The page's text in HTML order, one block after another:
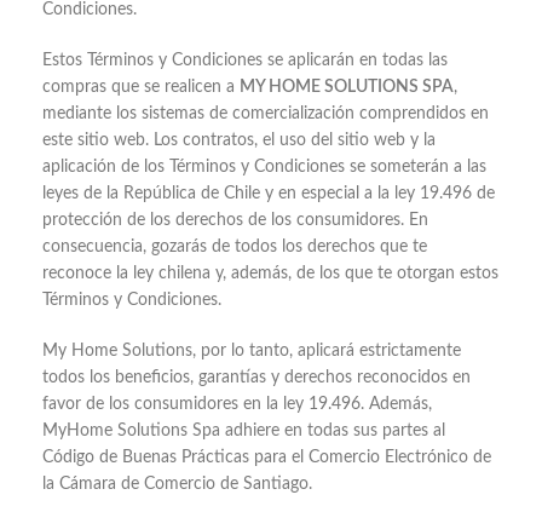
Condiciones.
Estos Términos y Condiciones se aplicarán en todas las
compras que se realicen a MY HOME SOLUTIONS SPA,
mediante los sistemas de comercialización comprendidos en
este sitio web. Los contratos, el uso del sitio web y la
aplicación de los Términos y Condiciones se someterán a las
leyes de la República de Chile y en especial a la ley 19.496 de
protección de los derechos de los consumidores. En
consecuencia, gozarás de todos los derechos que te
reconoce la ley chilena y, además, de los que te otorgan estos
Términos y Condiciones.
My Home Solutions, por lo tanto, aplicará estrictamente
todos los beneficios, garantías y derechos reconocidos en
favor de los consumidores en la ley 19.496. Además,
MyHome Solutions Spa adhiere en todas sus partes al
Código de Buenas Prácticas para el Comercio Electrónico de
la Cámara de Comercio de Santiago.